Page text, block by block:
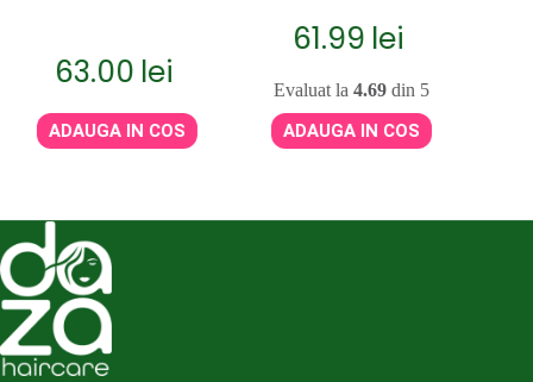
63.00 lei
ADAUGA IN COS
61.99 lei
Evaluat la4.69 din 5
ADAUGA IN COS